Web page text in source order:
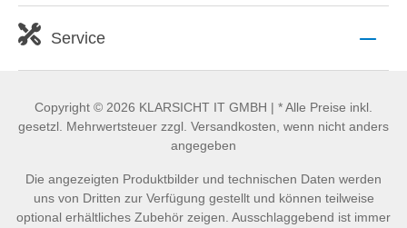
Service
Copyright © 2026 KLARSICHT IT GMBH | * Alle Preise inkl.
gesetzl. Mehrwertsteuer zzgl. Versandkosten, wenn nicht anders
angegeben
Die angezeigten Produktbilder und technischen Daten werden
uns von Dritten zur Verfügung gestellt und können teilweise
optional erhältliches Zubehör zeigen. Ausschlaggebend ist immer